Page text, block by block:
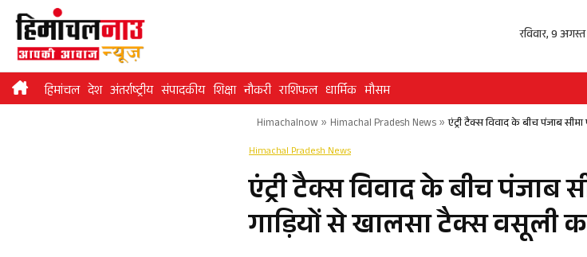
Skip
content
रविवार, 9
हिमांचल देश अंतर्राष्ट्रीय संपादकीय शिक्षा नौकरी राशिफल धार्मिक मौसम
Himachalnow» Himachal Pradesh News» एंट्री टैक्स विवाद के बीच पंजाब
Himachal Pradesh News
एंट्री टैक्स विवाद के बीच पंजाब
गाड़ियों से खालसा टैक्स वसूली